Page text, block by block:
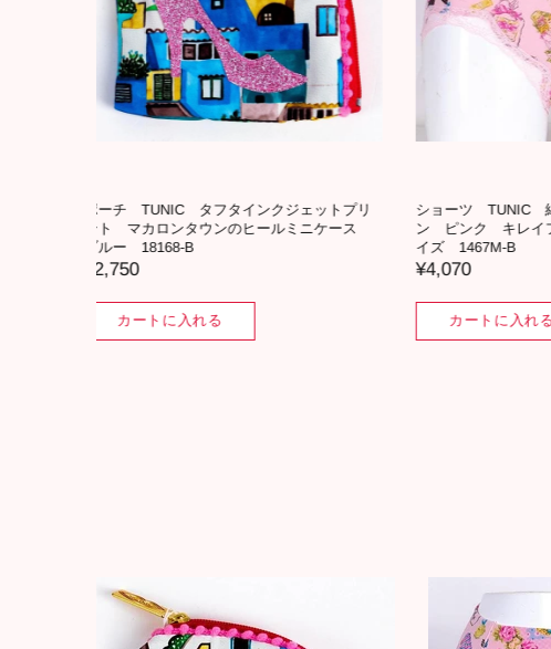
ショーツ TUNIC 綿ベア天・キャラリボ
ン ピンク キレイフィットショーツ Lサイ
ズ 1467L-B
¥4,290
カートに入れる
ショーツ TUNIC
ン ベージュ キ
イズ 1467L-A
¥4,290
カートに入れ